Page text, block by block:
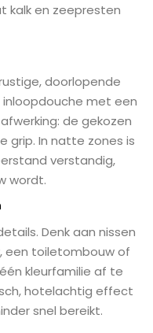
kalk en zeepresten
doorlopende
met een
de gekozen
grip. In natte zones is
verstandig,
wordt.
Denk aan nissen
een toiletombouw of
kleurfamilie af te
hotelachtig effect
snel bereikt.